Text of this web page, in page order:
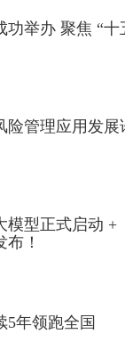
举办 聚焦 “十
险管理应用发展
模型正式启动 +
！
5年领跑全国